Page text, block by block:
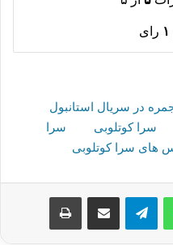
۱ رای
در سریال استانبول
سرا کوتلوبی
سرا
های سرا کوتلوبی
واتس آپ تلگرام اشتراک گذاری از طریق ایمیل چاپ